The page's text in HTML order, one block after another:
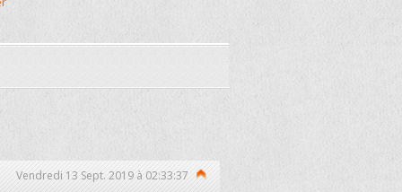
Vendredi 13 Sept. 2019 à 02:33:37